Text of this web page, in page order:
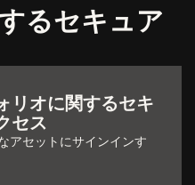
るセキュア
リオに関するセキ
セス
アセットにサインインす